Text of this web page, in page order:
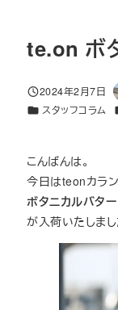
te.on ボ
投稿日
2024年2月7日
カテゴリー
スタッフコラム
こんばんは。
今日はteonカラ
ボタニカルバター
が入荷いたしまし